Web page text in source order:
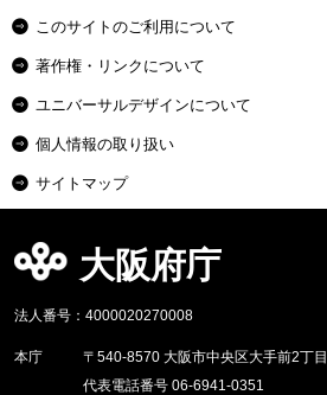
このサイトのご利用について
著作権・リンクについて
ユニバーサルデザインについて
個人情報の取り扱い
サイトマップ
大阪府庁
法人番号：4000020270008
本庁
〒540-8570 大阪市中央区大手前2丁目
代表電話番号 06-6941-0351